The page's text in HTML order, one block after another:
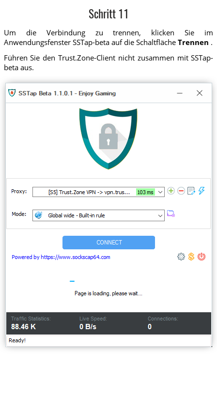
Schritt 11
Um die Verbindung zu trennen, klicken Sie im
Anwendungsfenster SSTap-beta auf die Schaltfläche Trennen .
Führen Sie den Trust.Zone-Client nicht zusammen mit SSTap-
beta aus.